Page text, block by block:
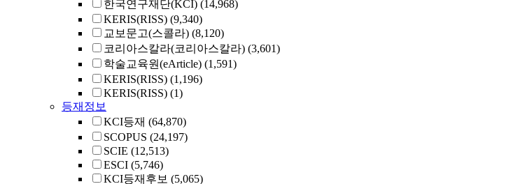
한국연구재단(KCI) (14,968)
KERIS(RISS) (9,340)
교보문고(스콜라) (8,120)
코리아스칼라(코리아스칼라) (3,601)
학술교육원(eArticle) (1,591)
KERIS(RISS) (1,196)
KERIS(RISS) (1)
등재정보
KCI등재 (64,870)
SCOPUS (24,197)
SCIE (12,513)
ESCI (5,746)
KCI등재후보 (5,065)